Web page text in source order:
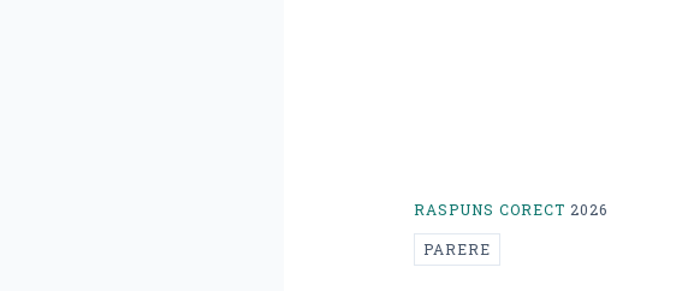
RASPUNS CORECT 2026
PARERE